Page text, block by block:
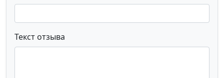
Текст отзыва